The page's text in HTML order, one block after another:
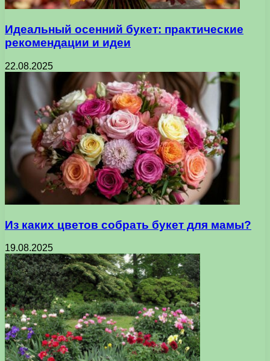
Идеальный осенний букет: практические
рекомендации и идеи
22.08.2025
Из каких цветов собрать букет для мамы?
19.08.2025